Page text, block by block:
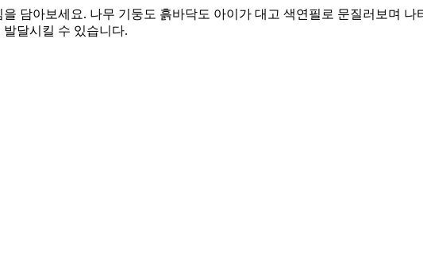
담아보세요. 나무 기둥도 흙바닥도 아이가 대고 색연필로 문질러보며
달시킬 수 있습니다.